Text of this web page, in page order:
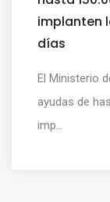
implanten
días
El Ministerio
ayudas de
imp...